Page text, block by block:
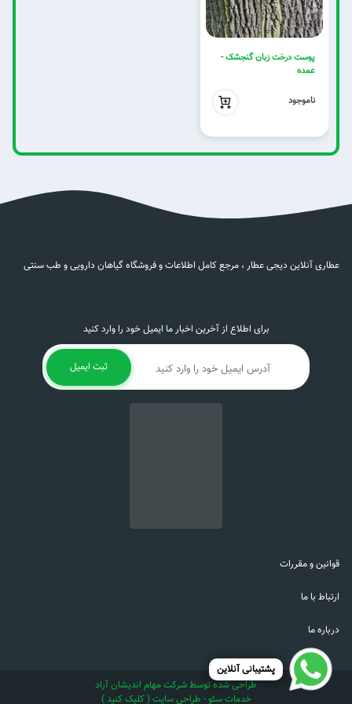
پشتیبانی آنلاین
پوست درخت زبان گنجشک -
عمده
ناموجود
قوانین و مقررات
ارتباط با ما
درباره ما
برای اطلاع از آخرین اخبار ما ایمیل خود را وارد کنید
ثبت ایمیل
عطاری آنلاین دیجی عطار ، مرجع کامل اطلاعات و فروشگاه گیاهان دارویی و طب سنتی
طراحی شده توسط شرکت مهام اندیشان آراد
خدمات سئو - طراحی سایت ( کلیک کنید )